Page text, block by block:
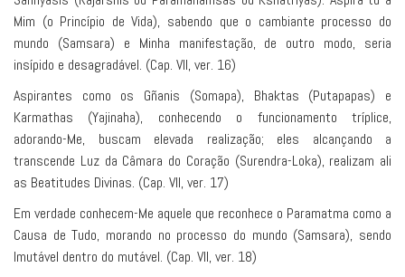
Mim (o Princípio de Vida), sabendo que o cambiante processo do
mundo (Samsara) e Minha manifestação, de outro modo, seria
insípido e desagradável. (Cap. VII, ver. 16)
Aspirantes como os Gñanis (Somapa), Bhaktas (Putapapas) e
Karmathas (Yajinaha), conhecendo o funcionamento tríplice,
adorando-Me, buscam elevada realização; eles alcançando a
transcende Luz da Câmara do Coração (Surendra-Loka), realizam ali
as Beatitudes Divinas. (Cap. VII, ver. 17)
Em verdade conhecem-Me aquele que reconhece o Paramatma como a
Causa de Tudo, morando no processo do mundo (Samsara), sendo
Imutável dentro do mutável. (Cap. VII, ver. 18)